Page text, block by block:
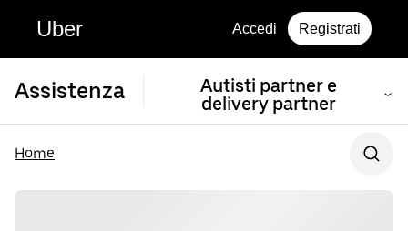
Uber Accedi Registrati
Assistenza
Autisti partner e
delivery partner
Home